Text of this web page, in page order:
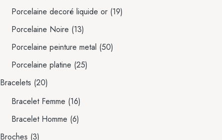
Porcelaine decoré liquide or (19)
Porcelaine Noire (13)
Porcelaine peinture metal (50)
Porcelaine platine (25)
Bracelets (20)
Bracelet Femme (16)
Bracelet Homme (6)
Broches (3)